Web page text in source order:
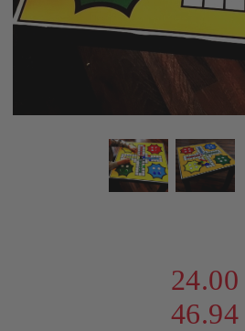
24.00
46.94